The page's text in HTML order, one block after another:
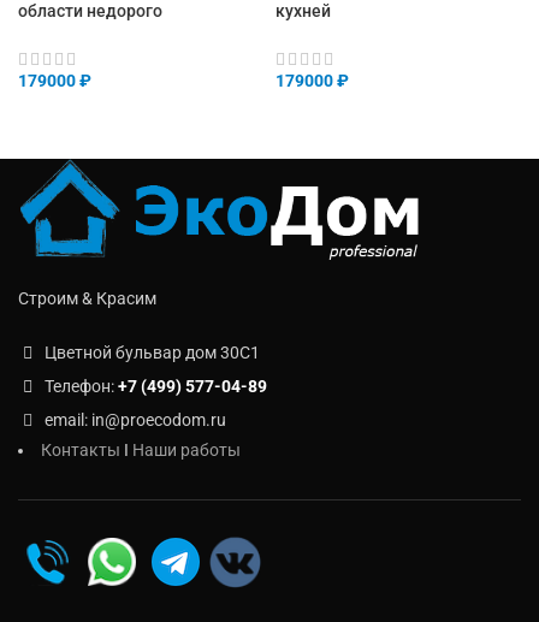
области недорого
179000₽
кухней
179000₽
Строим & Красим
Цветной бульвар дом 30C1
Телефон:+7 (499) 577-04-89
email: in@proecodom.ru
Контакты I Наши работы